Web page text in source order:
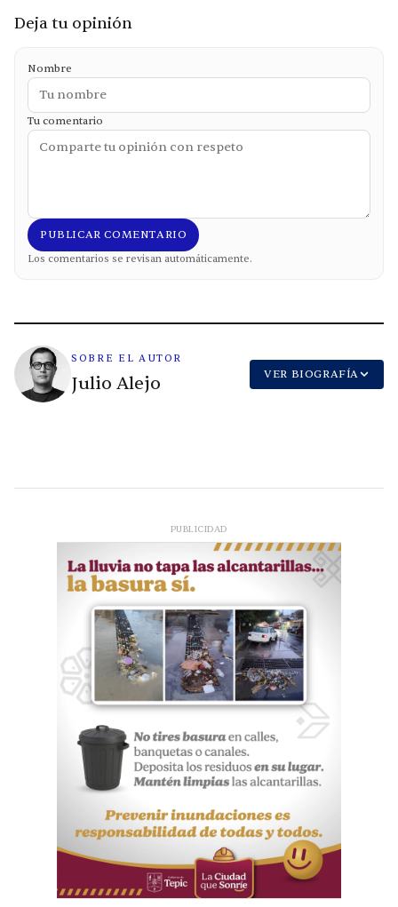
Deja tu opinión
Nombre
Tu comentario
PUBLICAR COMENTARIO
Los comentarios se revisan automáticamente.
SOBRE EL AUTOR
Julio Alejo VER BIOGRAFÍA
PUBLICIDAD